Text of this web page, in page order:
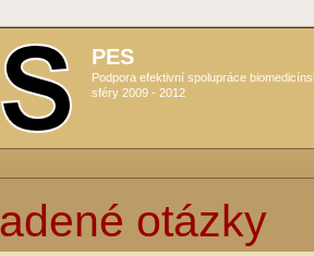
PES
Podpora efektivní spolupráce
sféry 2009 - 2012
otázky